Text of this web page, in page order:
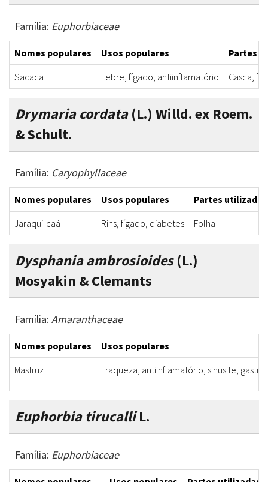
Família: Euphorbiaceae
Nomes populares Usos populares
Partes
Sacaca
Febre, fígado, antiinflamatório Casca,
Drymaria cordata(L.) Willd. ex Roem.
& Schult.
Família: Caryophyllaceae
Nomes populares Usos populares
Partes utilizadas
Jaraqui-caá
Rins, fígado, diabetes Folha
Dysphania ambrosioides(L.)
Mosyakin & Clemants
Família: Amaranthaceae
Nomes populares
Usos populares
Mastruz
Fraqueza, antiinflamatório, sinusite,
Euphorbia tirucalliL.
Família: Euphorbiaceae